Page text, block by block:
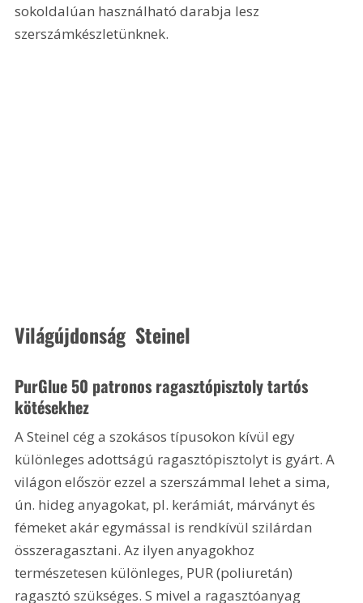
sokoldalúan használható darabja lesz
szerszámkészletünknek.
Világújdonság  Steinel
PurGlue 50 patronos ragasztópisztoly tartós
kötésekhez
A Steinel cég a szokásos típusokon kívül egy
különleges adottságú ragasztópisztolyt is gyárt. A
világon először ezzel a szerszámmal lehet a sima,
ún. hideg anyagokat, pl. kerámiát, márványt és
fémeket akár egymással is rendkívül szilárdan
összeragasztani. Az ilyen anyagokhoz
természetesen különleges, PUR (poliuretán)
ragasztó szükséges. S mivel a ragasztóanyag